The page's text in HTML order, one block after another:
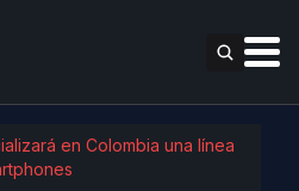
en Colombia una línea